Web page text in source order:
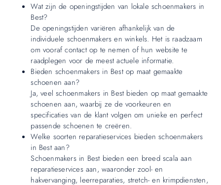
Wat zijn de openingstijden van lokale schoenmakers in
Best?
De openingstijden variëren afhankelijk van de
individuele schoenmakers en winkels. Het is raadzaam
om vooraf contact op te nemen of hun website te
raadplegen voor de meest actuele informatie.
Bieden schoenmakers in Best op maat gemaakte
schoenen aan?
Ja, veel schoenmakers in Best bieden op maat gemaakte
schoenen aan, waarbij ze de voorkeuren en
specificaties van de klant volgen om unieke en perfect
passende schoenen te creëren.
Welke soorten reparatieservices bieden schoenmakers
in Best aan?
Schoenmakers in Best bieden een breed scala aan
reparatieservices aan, waaronder zool- en
hakvervanging, leerreparaties, stretch- en krimpdiensten,